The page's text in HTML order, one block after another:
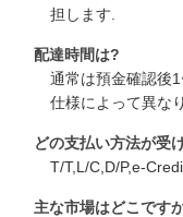
担します.
配達時間は?
通常は預金確認後
仕様によって異な
どの支払い方法が受
T/T,L/C,D/P,e-
主な市場はどこです